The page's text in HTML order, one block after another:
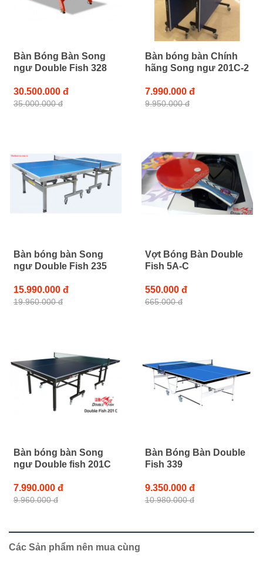
Bàn Bóng Bàn Song
ngư Double Fish 328
30.500.000 đ
35.000.000 đ
Bàn bóng bàn Chính
hãng Song ngư 201C-2
7.990.000 đ
9.950.000 đ
Bàn bóng bàn Song
ngư Double Fish 235
15.990.000 đ
19.960.000 đ
Vợt Bóng Bàn Double
Fish 5A-C
550.000 đ
665.000 đ
Bàn bóng bàn Song
ngư Double fish 201C
7.990.000 đ
9.960.000 đ
Bàn Bóng Bàn Double
Fish 339
9.350.000 đ
10.980.000 đ
Các Sản phẩm nên mua cùng